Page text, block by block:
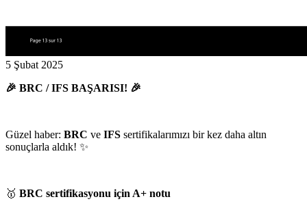
5 Şubat 2025
🎉 BRC / IFS BAŞARISI! 🎉
Güzel haber: BRC ve IFS sertifikalarımızı bir kez daha altın
sonuçlarla aldık! ✨
🥇 BRC sertifikasyonu için A+ notu